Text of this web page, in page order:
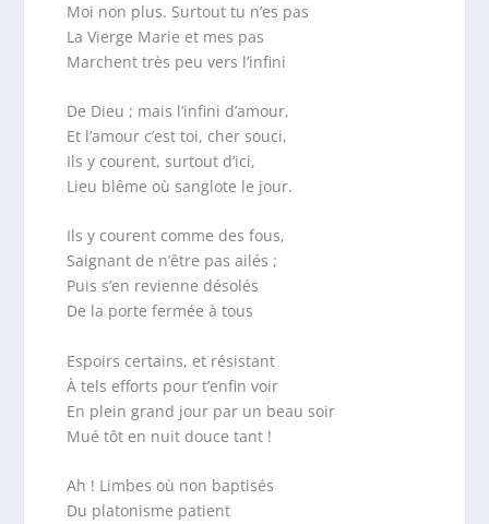
Moi non plus. Surtout tu n’es pas
La Vierge Marie et mes pas
Marchent très peu vers l’infini
De Dieu ; mais l’infini d’amour,
Et l’amour c’est toi, cher souci,
Ils y courent, surtout d’ici,
Lieu blême où sanglote le jour.
Ils y courent comme des fous,
Saignant de n’être pas ailés ;
Puis s’en revienne désolés
De la porte fermée à tous
Espoirs certains, et résistant
À tels efforts pour t’enfin voir
En plein grand jour par un beau soir
Mué tôt en nuit douce tant !
Ah ! Limbes où non baptisés
Du platonisme patient